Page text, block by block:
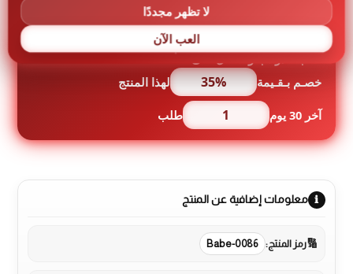
ذهب
ايطالي
خصـم بـقـيمة
35% لهذا المنتج
آخر 30 يوم 1 طلب
معلومات إضافية عن المنتج
رمز المنتج: Babe-0086
لا تظهر مجددًا
العب الآن